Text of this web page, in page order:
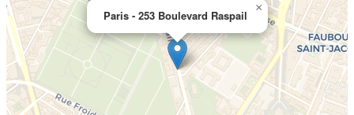
Paris - 253 Boulevard Raspail
×